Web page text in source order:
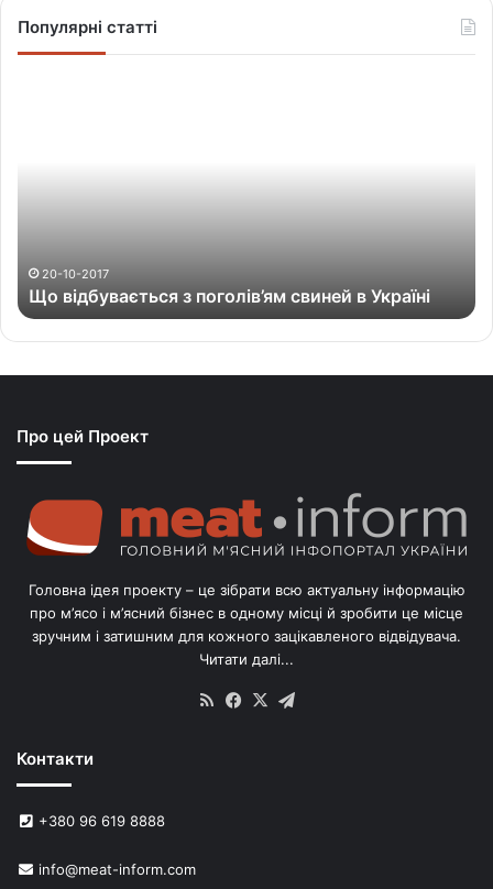
Популярні статті
т
ь
п
о
е
й
У
р
20-10-2017
Що відбувається з поголів’ям свиней в Україні
Про цей Проект
Головна ідея проекту – це зібрати всю актуальну інформацію
про м’ясо і м’ясний бізнес в одному місці й зробити це місце
зручним і затишним для кожного зацікавленого відвідувача.
Читати далі...
RSS Facebook
X
Контакти
+380 96 619 8888
info@meat-inform.com